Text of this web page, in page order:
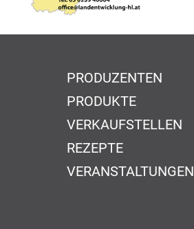
PRODUZENTEN
PRODUKTE
VERKAUFSTELLEN
REZEPTE
VERANSTALTUNGEN